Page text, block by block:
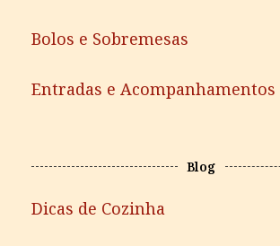
Bolos e Sobremesas
Entradas e Acompanhamentos
Blog
Dicas de Cozinha